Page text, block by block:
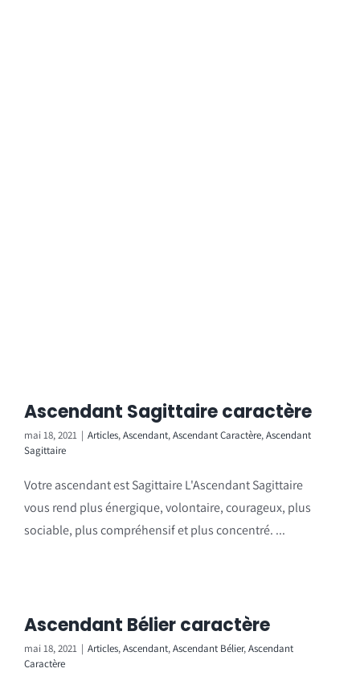
Ascendant Sagittaire caractère
mai 18, 2021 | Articles,Ascendant,Ascendant Caractère,Ascendant
Sagittaire
Votre ascendant est Sagittaire L'Ascendant Sagittaire
vous rend plus énergique, volontaire, courageux, plus
sociable, plus compréhensif et plus concentré. ...
Ascendant Bélier caractère
mai 18, 2021 | Articles,Ascendant,Ascendant Bélier,Ascendant
Caractère